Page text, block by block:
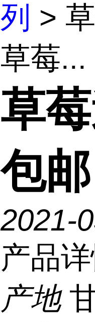
列 >
草莓...
草
包
2021-
产品
产地